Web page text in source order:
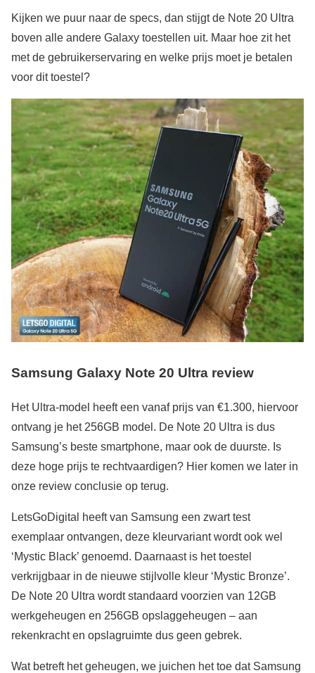
Kijken we puur naar de specs, dan stijgt de Note 20 Ultra
boven alle andere Galaxy toestellen uit. Maar hoe zit het
met de gebruikerservaring en welke prijs moet je betalen
voor dit toestel?
Samsung Galaxy Note 20 Ultra review
Het Ultra-model heeft een vanaf prijs van €1.300, hiervoor
ontvang je het 256GB model. De Note 20 Ultra is dus
Samsung’s beste smartphone, maar ook de duurste. Is
deze hoge prijs te rechtvaardigen? Hier komen we later in
onze review conclusie op terug.
LetsGoDigital heeft van Samsung een zwart test
exemplaar ontvangen, deze kleurvariant wordt ook wel
‘Mystic Black’ genoemd. Daarnaast is het toestel
verkrijgbaar in de nieuwe stijlvolle kleur ‘Mystic Bronze’.
De Note 20 Ultra wordt standaard voorzien van 12GB
werkgeheugen en 256GB opslaggeheugen – aan
rekenkracht en opslagruimte dus geen gebrek.
Wat betreft het geheugen, we juichen het toe dat Samsung